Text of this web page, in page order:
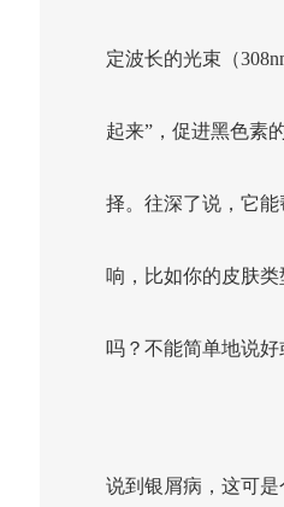
定波长的光束（
起来”，促进黑色素
择。往深了说，它
响，比如你的皮肤
吗？不能简单地说好
说到银屑病，这可